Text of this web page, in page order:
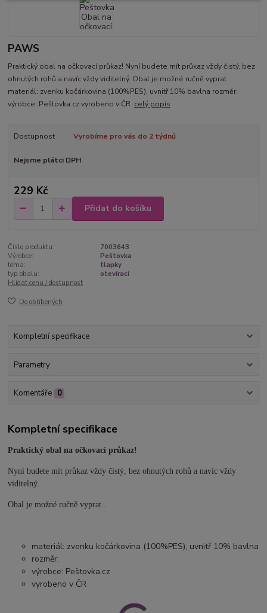
PAWS
Praktický obal na očkovací průkaz! Nyní budete mít průkaz vždy čistý, bez
ohnutých rohů a navíc vždy viditelný. Obal je možné ručně vyprat .
materiál: zvenku kočárkovina (100%PES), uvnitř 10% bavlna rozměr:
výrobce: Peštovka.cz vyrobeno v ČR celý popis
Dostupnost Vyrobíme pro vás do 2 týdnů
Nejsme plátci DPH
229 Kč
Přidat do košíku
Číslo produktu:
7003643
Výrobce:
Peštovka
téma:
tlapky
typ obalu:
otevírací
Hlídat cenu / dostupnost
Do oblíbených
Kompletní specifikace
Parametry
Komentáře 0
Kompletní specifikace
Praktický obal na očkovací průkaz!
Nyní budete mít průkaz vždy čistý, bez ohnutých rohů a navíc vždy
viditelný.
Obal je možné ručně vyprat .
materiál: zvenku kočárkovina (100%PES), uvnitř 10% bavlna
rozměr:
výrobce: Peštovka.cz
vyrobeno v ČR